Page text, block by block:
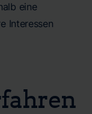
eine
Interessen